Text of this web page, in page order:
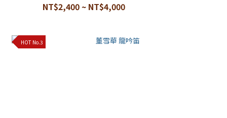
NT$2,400 ~ NT$4,000
HOT No.3